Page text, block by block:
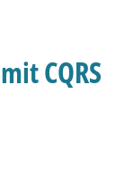
CQRS